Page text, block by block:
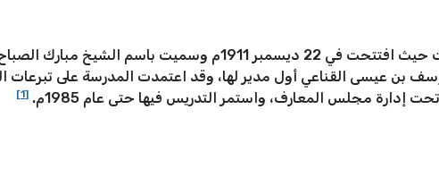
إن المدرسة المباركية أول مدرسة نظامية في الكويت حيث افتتحت في 22 ديسمبر
بن عيسى القناعي أول مدير لها، وقد اعتمدت المدرسة على
[1]